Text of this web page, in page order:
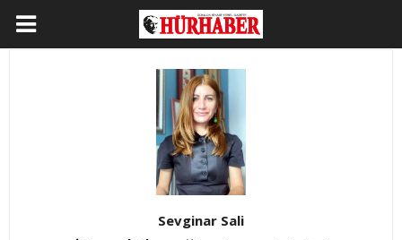
Sevginar Sali